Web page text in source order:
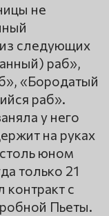
не
следующих
раб»,
«Бородатый
раб».
у него
на руках
юном
только 21
с
Пьеты.